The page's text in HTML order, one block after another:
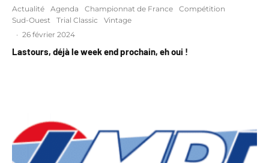
Actualité Agenda Championnat de France
Compétition
Sud-Ouest
Trial Classic
Vintage
· 26 février 2024
Lastours, déjà le week end prochain, eh oui !